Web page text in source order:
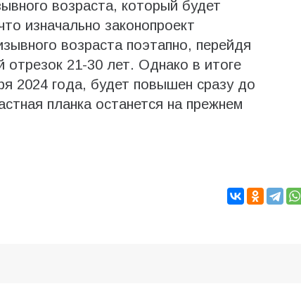
возраста, который будет
изначально законопроект
возраста поэтапно, перейдя
отрезок 21-30 лет. Однако в итоге
2024 года, будет повышен сразу до
планка останется на прежнем